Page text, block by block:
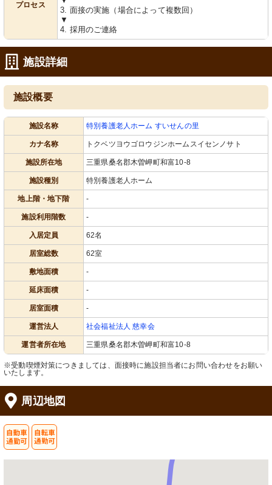
プロセス
3. 面接の実施（場合によって複数回）
▼
4. 採用のご連絡
施設詳細
施設概要
施設名称 特別養護老人ホーム すいせんの里
カナ名称 トクベツヨウゴロウジンホームスイセンノサト
施設所在地 三重県桑名郡木曽岬町和富10-8
施設種別 特別養護老人ホーム
地上階・地下階 -
施設利用階数 -
入居定員 62名
居室総数 62室
敷地面積 -
延床面積 -
居室面積 -
運営法人 社会福祉法人 慈幸会
運営者所在地 三重県桑名郡木曽岬町和富10-8
※受動喫煙対策につきましては、面接時に施設担当者にお問い合わせをお願い
いたします。
周辺地図